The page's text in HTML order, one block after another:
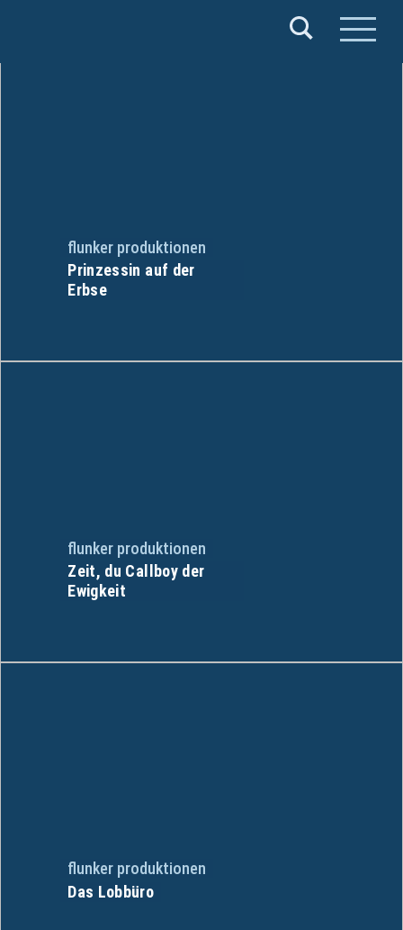
flunker produktionen
Prinzessin auf der
Erbse
flunker produktionen
Zeit, du Callboy der
Ewigkeit
flunker produktionen
Das Lobbüro